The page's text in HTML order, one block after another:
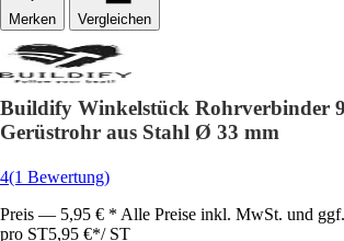
Vergleichen
Buildify Winkelstück Rohrverbinder
Gerüstrohr aus Stahl Ø 33 mm
4(1 Bewertung)
Preis — 5,95 € * Alle Preise inkl. MwSt. und ggf.
pro ST5,95 €*/ ST